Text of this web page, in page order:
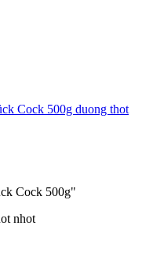
Cock 500g duong thot
Cock 500g"
nhot